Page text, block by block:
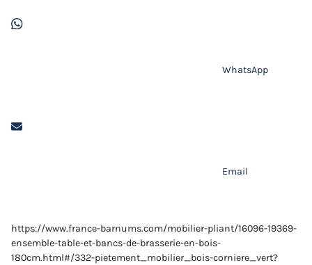
WhatsApp
Email
https://www.france-barnums.com/mobilier-pliant/16096-19369-
ensemble-table-et-bancs-de-brasserie-en-bois-
180cm.html#/332-pietement_mobilier_bois-corniere_vert?